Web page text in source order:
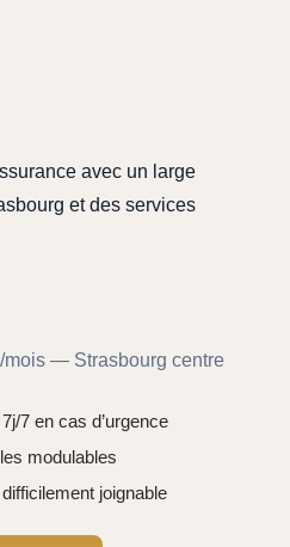
avec un large
et des services
mois — Strasbourg centre
7 en cas d’urgence
modulables
joignable